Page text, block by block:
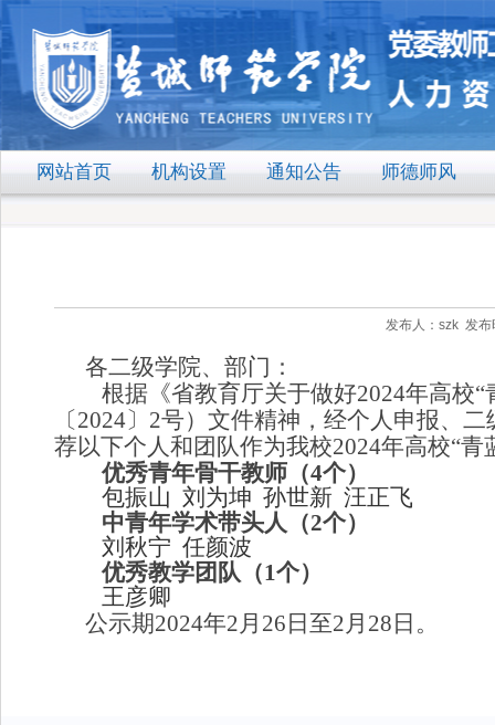
网站首页 机构设置 通知公告 师德师风
发布人：szk 发
各二级学院、部门：
根据《省教育厅关于做好2024年高校“
〔2024〕 2号）文件精神，经个人申报、
荐以下个人和团队作为我校2024年高校“青
优秀青年骨干教师（4个）
包振山 刘为坤 孙世新 汪正飞
中青年学术带头人（2个）
刘秋宁 任颜波
优秀教学团队（1个）
王彦卿
公示期2024年2月 26 日至2月 28 日。